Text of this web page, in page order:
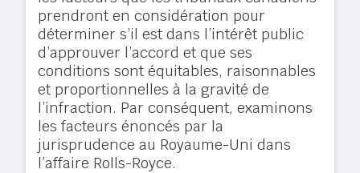
prendront en considération pour
déterminer s’il est dans l’intérêt public
d’approuver l’accord et que ses
conditions sont équitables, raisonnables
et proportionnelles à la gravité de
l’infraction. Par conséquent, examinons
les facteurs énoncés par la
jurisprudence au Royaume-Uni dans
l’affaire Rolls-Royce.